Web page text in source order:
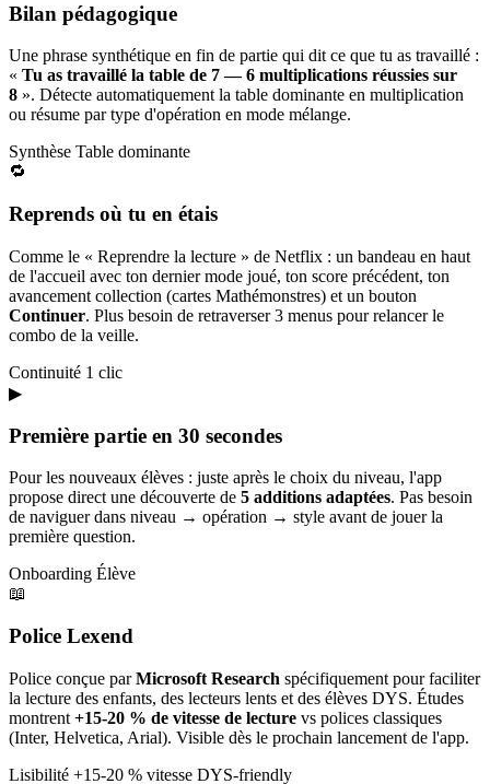
Bilan pédagogique
Une phrase synthétique en fin de partie qui dit ce que tu as travaillé :
« Tu as travaillé la table de 7 — 6 multiplications réussies sur
8 ». Détecte automatiquement la table dominante en multiplication
ou résume par type d'opération en mode mélange.
Synthèse Table dominante
🔁
Reprends où tu en étais
Comme le « Reprendre la lecture » de Netflix : un bandeau en haut
de l'accueil avec ton dernier mode joué, ton score précédent, ton
avancement collection (cartes Mathémonstres) et un bouton
Continuer. Plus besoin de retraverser 3 menus pour relancer le
combo de la veille.
Continuité 1 clic
▶
Première partie en 30 secondes
Pour les nouveaux élèves : juste après le choix du niveau, l'app
propose direct une découverte de 5 additions adaptées. Pas besoin
de naviguer dans niveau → opération → style avant de jouer la
première question.
Onboarding Élève
📖
Police Lexend
Police conçue parMicrosoft Research spécifiquement pour faciliter
la lecture des enfants, des lecteurs lents et des élèves DYS. Études
montrent +15-20 % de vitesse de lecture vs polices classiques
(Inter, Helvetica, Arial). Visible dès le prochain lancement de l'app.
Lisibilité +15-20 % vitesse DYS-friendly